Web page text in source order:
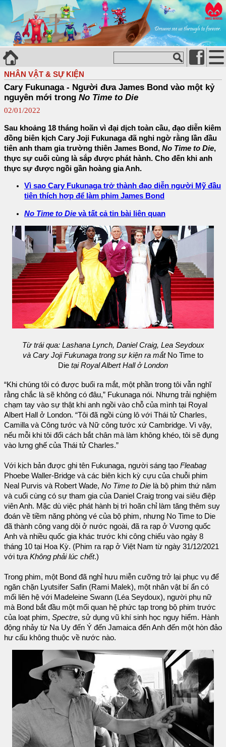
NHÂN VẬT & SỰ KIỆN
Cary Fukunaga - Người đưa James Bond vào một kỷ
nguyên mới trong No Time to Die
02/01/2022
Sau khoảng 18 tháng hoãn vì đại dịch toàn cầu, đạo diễn kiêm
đồng biên kịch Cary Joji Fukunaga đã nghi ngờ rằng lần đầu
tiên anh tham gia trường thiên James Bond, No Time to Die,
thực sự cuối cùng là sắp được phát hành. Cho đến khi anh
thực sự được ngồi gần hoàng gia Anh.
Vì sao Cary Fukunaga trở thành đạo diễn người Mỹ đầu
tiên thích hợp để làm phim James Bond
No Time to Die và tất cả tin bài liên quan
Từ trái qua: Lashana Lynch, Daniel Craig, Lea Seydoux
và Cary Joji Fukunaga trong sự kiện ra mắtNo Time to
Die tại Royal Albert Hall ở London
“Khi chúng tôi có được buổi ra mắt, một phần trong tôi vẫn nghĩ
rằng chắc là sẽ không có đâu,” Fukunaga nói. Nhưng trải nghiệm
chạm tay vào sự thật khi anh ngồi vào chỗ của mình tại Royal
Albert Hall ở London. “Tôi đã ngồi cùng lô với Thái tử Charles,
Camilla và Công tước và Nữ công tước xứ Cambridge. Vì vậy,
nếu mỗi khi tôi đổi cách bắt chân mà làm không khéo, tôi sẽ đụng
vào lưng ghế của Thái tử Charles.”
Với kịch bản được ghi tên Fukunaga, người sáng tạo Fleabag
Phoebe Waller-Bridge và các biên kịch kỳ cựu của chuỗi phim
Neal Purvis và Robert Wade, No Time to Die là bộ phim thứ năm
và cuối cùng có sự tham gia của Daniel Craig trong vai siêu điệp
viên Anh. Mặc dù việc phát hành bị trì hoãn chỉ làm tăng thêm suy
đoán về tiềm năng phòng vé của bộ phim, nhưng No Time to Die
đã thành công vang dội ở nước ngoài, đã ra rạp ở Vương quốc
Anh và nhiều quốc gia khác trước khi công chiếu vào ngày 8
tháng 10 tại Hoa Kỳ. (Phim ra rạp ở Việt Nam từ ngày 31/12/2021
với tựa Không phải lúc chết.)
Trong phim, một Bond đã nghỉ hưu miễn cưỡng trở lại phục vụ để
ngăn chặn Lyutsifer Safin (Rami Malek), một nhân vật bí ẩn có
mối liên hệ với Madeleine Swann (Léa Seydoux), người phụ nữ
mà Bond bắt đầu một mối quan hệ phức tạp trong bộ phim trước
của loạt phim, Spectre, sử dụng vũ khí sinh học nguy hiểm. Hành
động nhảy từ Na Uy đến Ý đến Jamaica đến Anh đến một hòn đảo
hư cấu không thuộc về nước nào.